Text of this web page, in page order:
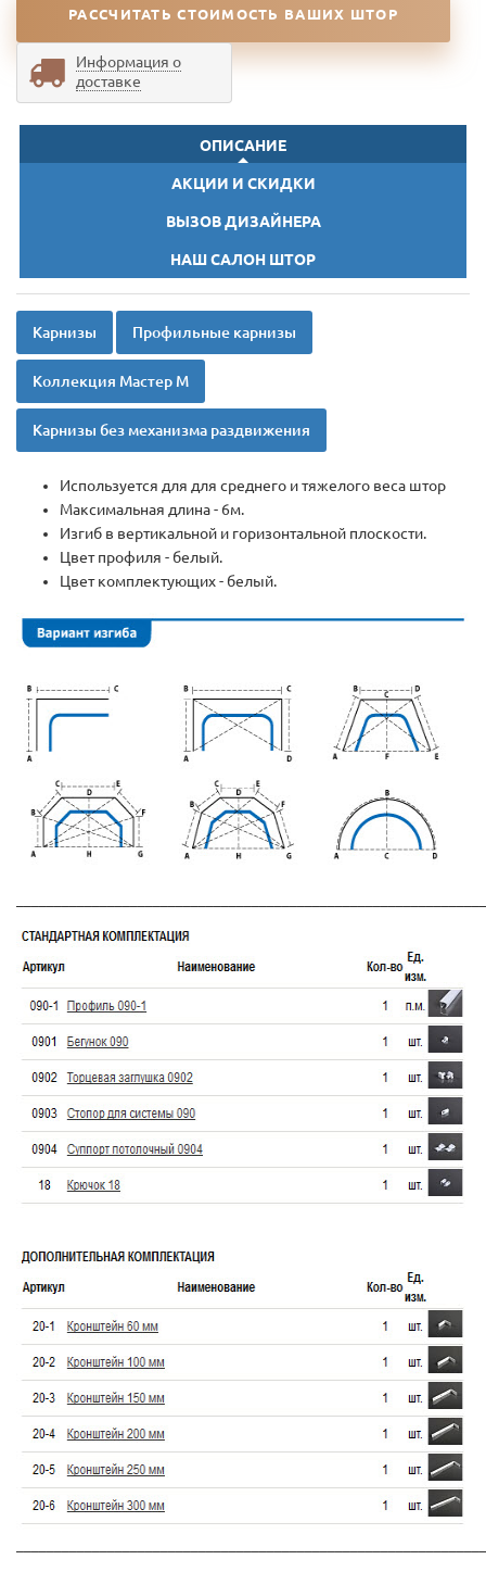
РАССЧИТАТЬ СТОИМОСТЬ ВАШИХ ШТОР
Информация о
доставке
ОПИСАНИЕ
АКЦИИ И СКИДКИ
ВЫЗОВ ДИЗАЙНЕРА
НАШ САЛОН ШТОР
Карнизы Профильные карнизы
Коллекция Мастер М
Карнизы без механизма раздвижения
Используется для для среднего и тяжелого веса штор
Максимальная длина - 6м.
Изгиб в вертикальной и горизонтальной плоскости.
Цвет профиля - белый.
Цвет комплектующих - белый.